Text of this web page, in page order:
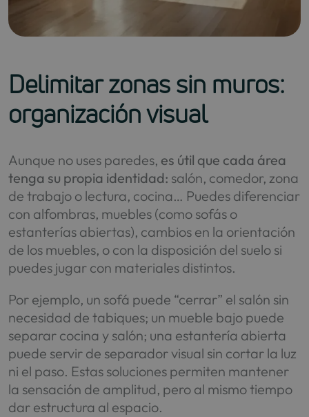
Delimitar zonas sin muros:
organización visual
Aunque no uses paredes, es útil que cada área
tenga su propia identidad: salón, comedor, zona
de trabajo o lectura, cocina… Puedes diferenciar
con alfombras, muebles (como sofás o
estanterías abiertas), cambios en la orientación
de los muebles, o con la disposición del suelo si
puedes jugar con materiales distintos.
Por ejemplo, un sofá puede “cerrar” el salón sin
necesidad de tabiques; un mueble bajo puede
separar cocina y salón; una estantería abierta
puede servir de separador visual sin cortar la luz
ni el paso. Estas soluciones permiten mantener
la sensación de amplitud, pero al mismo tiempo
dar estructura al espacio.